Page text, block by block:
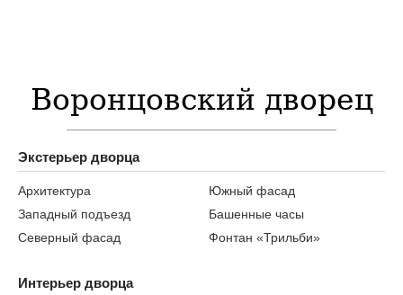
Воронцовский дворец
Экстерьер дворца
Архитектура
Западный подъезд
Северный фасад
Южный фасад
Башенные часы
Фонтан «Трильби»
Интерьер дворца